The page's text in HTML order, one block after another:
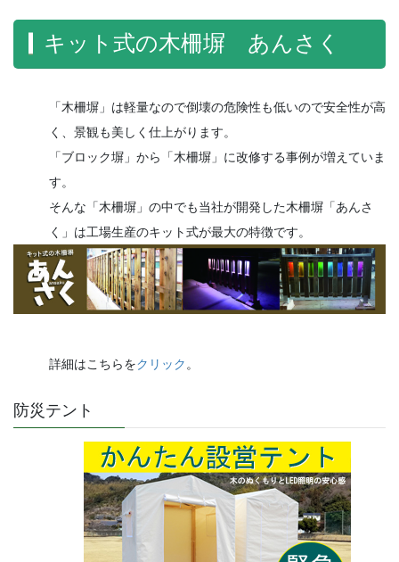
キット式の木柵塀 あんさく
「木柵塀」は軽量なので倒壊の危険性も低いので安全性が高
く、景観も美しく仕上がります。
「ブロック塀」から「木柵塀」に改修する事例が増えていま
す。
そんな「木柵塀」の中でも当社が開発した木柵塀「あんさ
く」は工場生産のキット式が最大の特徴です。
詳細はこちらをクリック 。
防災テント